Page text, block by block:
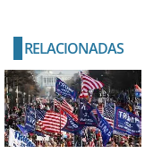
RELACIONADAS